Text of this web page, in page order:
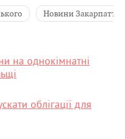
Новини Закарпаття
на однокімнатні
облігації для